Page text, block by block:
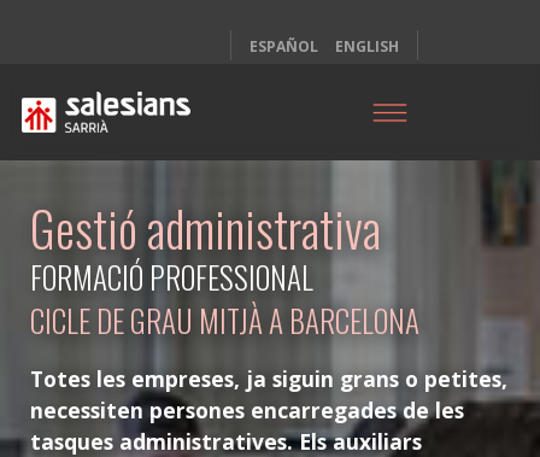
ESPAÑOL ENGLISH
Gestió administrativa
FORMACIÓ PROFESSIONAL
CICLE DE GRAU MITJÀ A BARCELONA
Totes les empreses, ja siguin grans o petites,
necessiten persones encarregades de les
tasques administratives. Els auxiliars